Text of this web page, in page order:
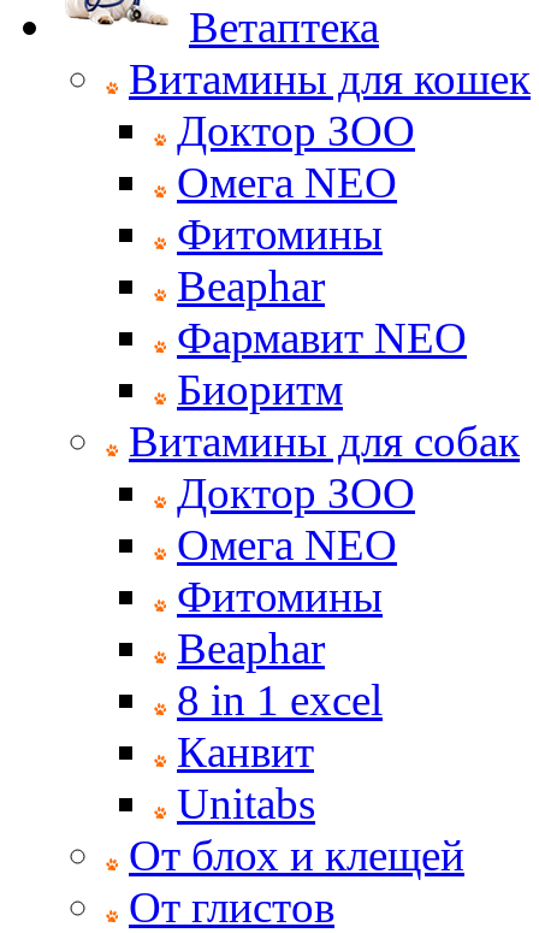
Ветаптека
Витамины для кошек
Доктор ЗОО
Омега NEO
Фитомины
Beaphar
Фармавит NEO
Биоритм
Витамины для собак
Доктор ЗОО
Омега NEO
Фитомины
Beaphar
8 in 1 excel
Канвит
Unitabs
От блох и клещей
От глистов